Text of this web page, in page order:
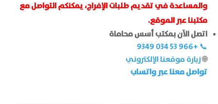
والمساعدة في تقديم طلبات الإفراج، يمكنكم التواصل مع
مكتبنا عبر الموقع.
اتصل الآن بمكتب أسس محاماة
📞 ‏+966 53 034 9349‏
🌐زيارة موقعنا الإلكتروني
تواصل معنا عبر واتساب